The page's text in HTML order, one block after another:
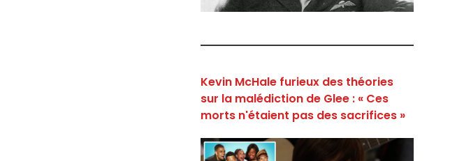
Kevin McHale furieux des théories
sur la malédiction de Glee : « Ces
morts n'étaient pas des sacrifices »